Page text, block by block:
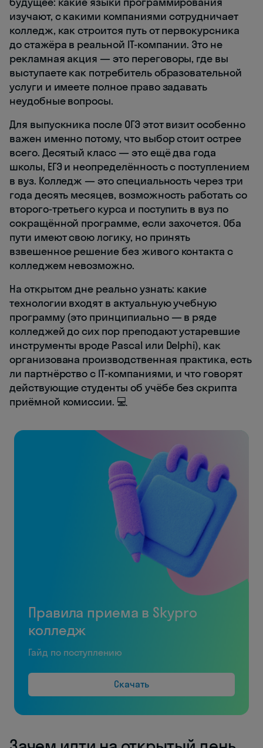
изучают, с какими компаниями сотрудничает
колледж, как строится путь от первокурсника
до стажёра в реальной IT-компании. Это не
рекламная акция — это переговоры, где вы
выступаете как потребитель образовательной
услуги и имеете полное право задавать
неудобные вопросы.
Для выпускника после ОГЭ этот визит особенно
важен именно потому, что выбор стоит острее
всего. Десятый класс — это ещё два года
школы, ЕГЭ и неопределённость с поступлением
в вуз. Колледж — это специальность через три
года десять месяцев, возможность работать со
второго-третьего курса и поступить в вуз по
сокращённой программе, если захочется. Оба
пути имеют свою логику, но принять
взвешенное решение без живого контакта с
колледжем невозможно.
На открытом дне реально узнать: какие
технологии входят в актуальную учебную
программу (это принципиально — в ряде
колледжей до сих пор преподают устаревшие
инструменты вроде Pascal или Delphi), как
организована производственная практика, есть
ли партнёрство с IT-компаниями, и что говорят
действующие студенты об учёбе без скрипта
приёмной комиссии. 💻
Правила приема в Skypro
колледж
Гайд по поступлению
Скачать